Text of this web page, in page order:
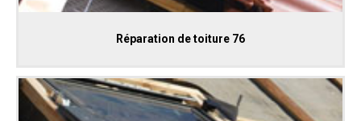
Réparation de toiture 76